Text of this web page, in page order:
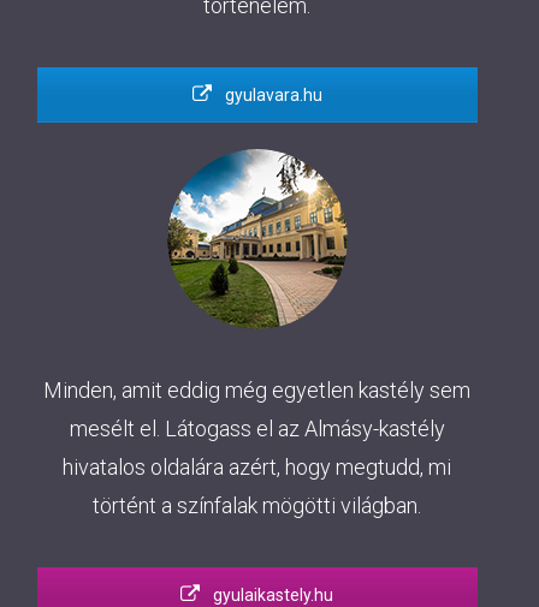
történelem.
gyulavara.hu
Minden, amit eddig még egyetlen kastély sem
mesélt el. Látogass el az Almásy-kastély
hivatalos oldalára azért, hogy megtudd, mi
történt a színfalak mögötti világban.
gyulaikastely.hu